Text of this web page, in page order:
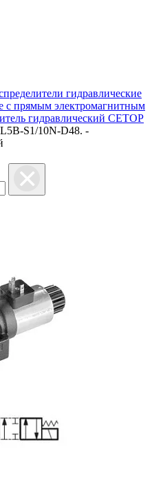
гидравлические
с прямым электромагнитным
гидравлический CETOP
S1/10N-D48. -